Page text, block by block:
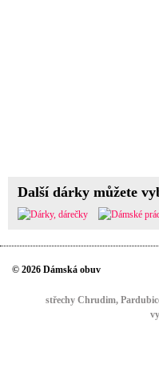
Další dárky můžete
© 2026 Dámská obuv
střechy Chrudim,